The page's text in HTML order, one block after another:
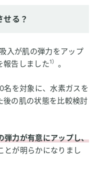
る？
入が肌の弾力をアップ
報告しました1） 。
名を対象に、水素ガスを
後の肌の状態を比較検討
弾力が有意にアップし、
とが明らかになりまし